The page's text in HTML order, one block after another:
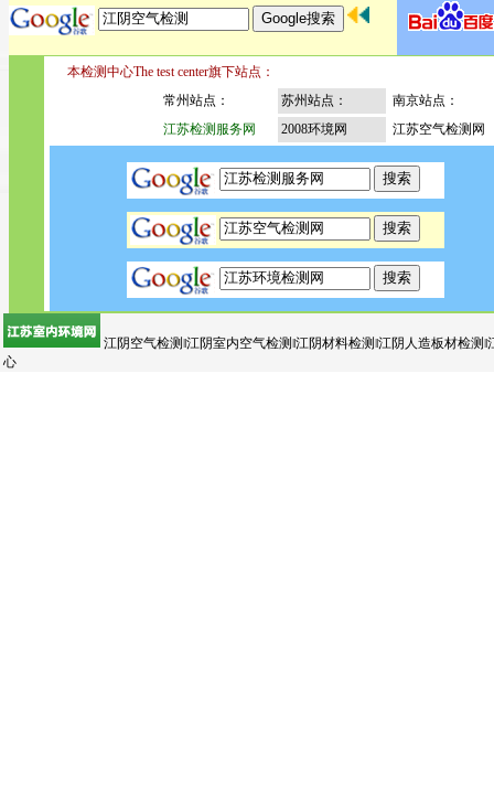
本检测中心The test center旗下站点：
常州站点：
苏州站点：
南京站点：
江苏检测服务网
2008环境网 江苏空气检测网
江阴空气检测‖江阴室内空气检测‖江阴材料检测‖江阴人造板材检测
心